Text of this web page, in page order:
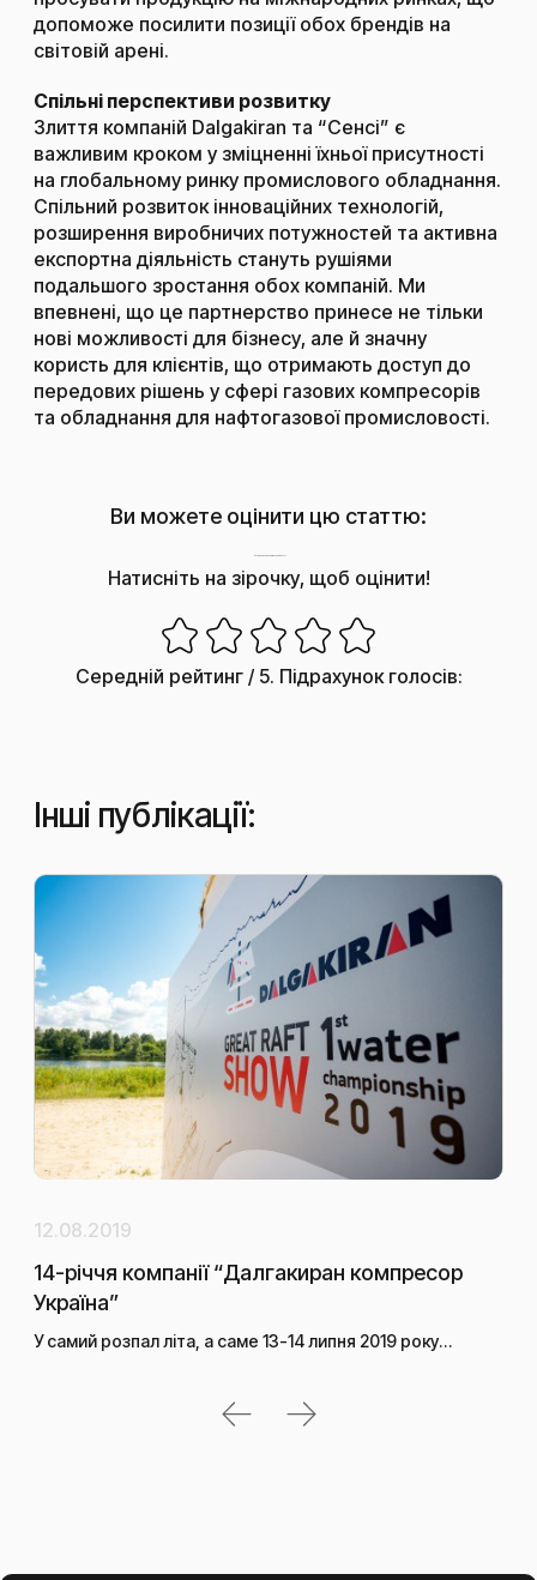
допоможе посилити позиції обох брендів на
світовій арені.
Спільні перспективи розвитку
Злиття компаній Dalgakiran та “Сенсі” є
важливим кроком у зміцненні їхньої присутності
на глобальному ринку промислового обладнання.
Спільний розвиток інноваційних технологій,
розширення виробничих потужностей та активна
експортна діяльність стануть рушіями
подальшого зростання обох компаній. Ми
впевнені, що це партнерство принесе не тільки
нові можливості для бізнесу, але й значну
користь для клієнтів, що отримають доступ до
передових рішень у сфері газових компресорів
та обладнання для нафтогазової промисловості.
Ви можете оцінити цю статтю:
Натисніть на зірочку, щоб оцінити!
Середній рейтинг / 5. Підрахунок голосів:
Інші публікації:
12.08.2019
14-річчя компанії “Далгакиран компресор
Україна”
У самий розпал літа, а саме 13-14 липня 2019 року…